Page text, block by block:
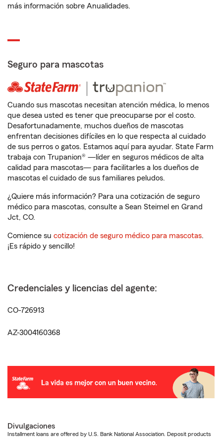
más información sobre Anualidades.
Seguro para mascotas
Cuando sus mascotas necesitan atención médica, lo menos
que desea usted es tener que preocuparse por el costo.
Desafortunadamente, muchos dueños de mascotas
enfrentan decisiones difíciles en lo que respecta al cuidado
de sus perros o gatos. Estamos aquí para ayudar. State Farm
trabaja con Trupanion® —líder en seguros médicos de alta
calidad para mascotas— para facilitarles a los dueños de
mascotas el cuidado de sus familiares peludos.
¿Quiere más información? Para una cotización de seguro
médico para mascotas, consulte a Sean Steimel en Grand
Jct, CO.
Comience su cotización de seguro médico para mascotas.
¡Es rápido y sencillo!
Credenciales y licencias del agente:
CO-726913
AZ-3004160368
Divulgaciones
Installment loans are offered by U.S. Bank National Association. Deposit products